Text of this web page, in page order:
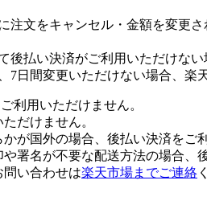
注文をキャンセル・金額を変更
後払い決済がご利用いただけな
7日間変更いただけない場合、楽
利用いただけません。
だけません。
が国外の場合、後払い決済をご
署名が不要な配送方法の場合、
い合わせは楽天市場までご連絡